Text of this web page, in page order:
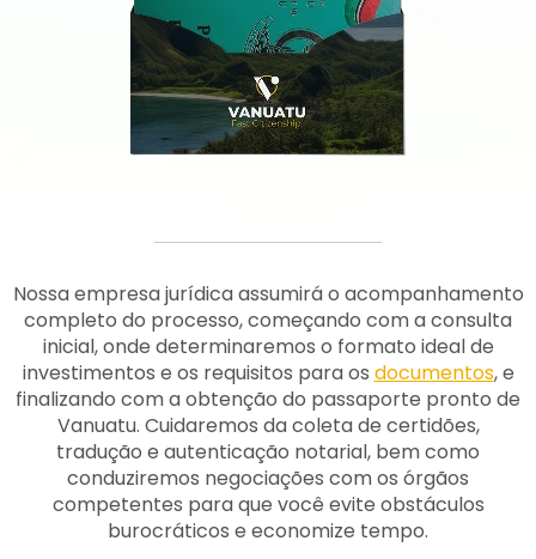
Nossa empresa jurídica assumirá o acompanhamento
completo do processo, começando com a consulta
inicial, onde determinaremos o formato ideal de
investimentos e os requisitos para os documentos, e
finalizando com a obtenção do passaporte pronto de
Vanuatu. Cuidaremos da coleta de certidões,
tradução e autenticação notarial, bem como
conduziremos negociações com os órgãos
competentes para que você evite obstáculos
burocráticos e economize tempo.